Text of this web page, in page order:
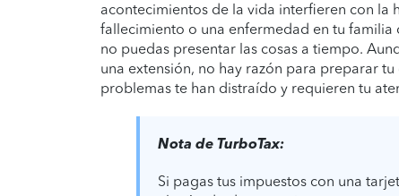
acontecimientos de la vida interfieren con la
fallecimiento o una enfermedad en tu
no puedas presentar las cosas a tiempo.
una extensión, no hay razón para preparar
problemas te han distraído y requieren tu
Nota de TurboTax:
Si pagas tus impuestos con una